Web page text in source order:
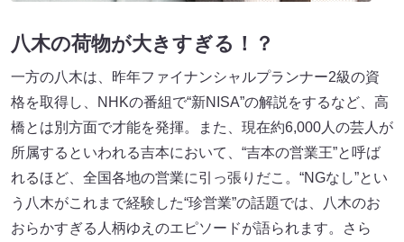
八木の荷物が大きすぎる！？
一方の八木は、昨年ファイナンシャルプランナー2級の資
格を取得し、NHKの番組で“新NISA”の解説をするなど、高
橋とは別方面で才能を発揮。また、現在約6,000人の芸人が
所属するといわれる吉本において、“吉本の営業王”と呼ば
れるほど、全国各地の営業に引っ張りだこ。“NGなし”とい
う八木がこれまで経験した“珍営業”の話題では、八木のお
おらかすぎる人柄ゆえのエピソードが語られます。さら